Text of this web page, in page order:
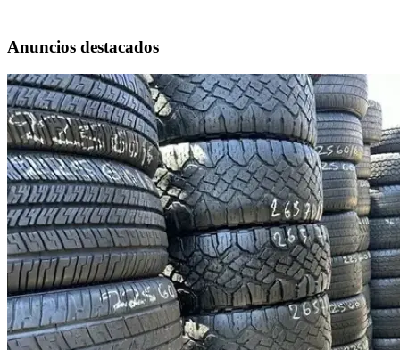
Anuncios destacados